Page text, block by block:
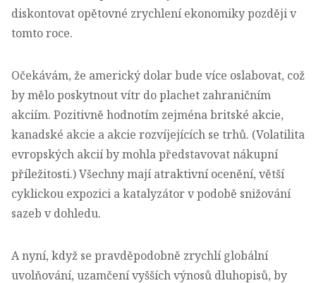
diskontovat opětovné zrychlení ekonomiky později v
tomto roce.
Očekávám, že americký dolar bude více oslabovat, což
by mělo poskytnout vítr do plachet zahraničním
akciím. Pozitivně hodnotím zejména britské akcie,
kanadské akcie a akcie rozvíjejících se trhů. (Volatilita
evropských akcií by mohla představovat nákupní
příležitosti.) Všechny mají atraktivní ocenění, větší
cyklickou expozici a katalyzátor v podobě snižování
sazeb v dohledu.
A nyní, když se pravděpodobně zrychlí globální
uvolňování, uzamčení vyšších výnosů dluhopisů, by